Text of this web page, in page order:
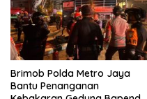
Brimob Polda Metro Jaya
Bantu Penanganan